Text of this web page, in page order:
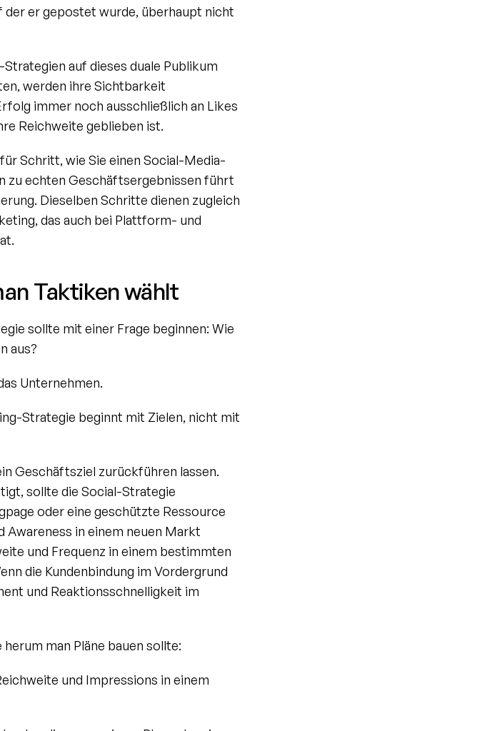
der er gepostet wurde, überhaupt nicht
auf dieses duale Publikum
werden ihre Sichtbarkeit
immer noch ausschließlich an Likes
Reichweite geblieben ist.
Schritt, wie Sie einen Social-Media-
zu echten Geschäftsergebnissen führt
Dieselben Schritte dienen zugleich
das auch bei Plattform- und
Taktiken wählt
sollte mit einer Frage beginnen: Wie
aus?
Unternehmen.
Strategie beginnt mit Zielen, nicht mit
Geschäftsziel zurückführen lassen.
sollte die Social-Strategie
oder eine geschützte Ressource
Awareness in einem neuen Markt
und Frequenz in einem bestimmten
die Kundenbindung im Vordergrund
und Reaktionsschnelligkeit im
man Pläne bauen sollte:
und Impressions in einem